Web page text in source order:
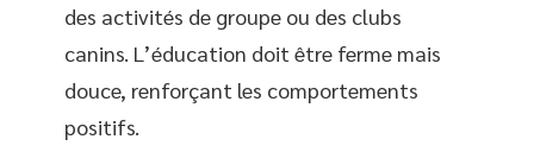
des activités de groupe ou des clubs
canins. L’éducation doit être ferme mais
douce, renforçant les comportements
positifs.